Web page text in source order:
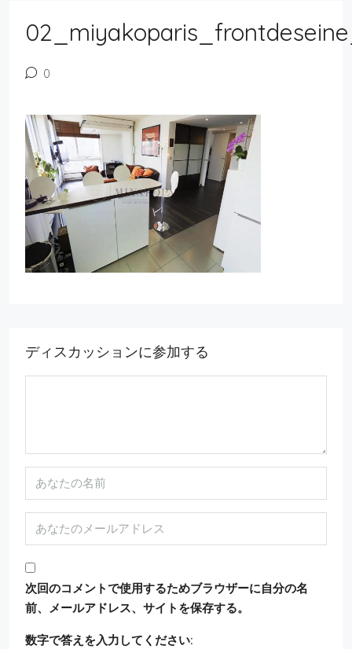
0
ディスカッションに参加する
次回のコメントで使用するためブラウザーに自分の名
前、メールアドレス、サイトを保存する。
数字で答えを入力してください: